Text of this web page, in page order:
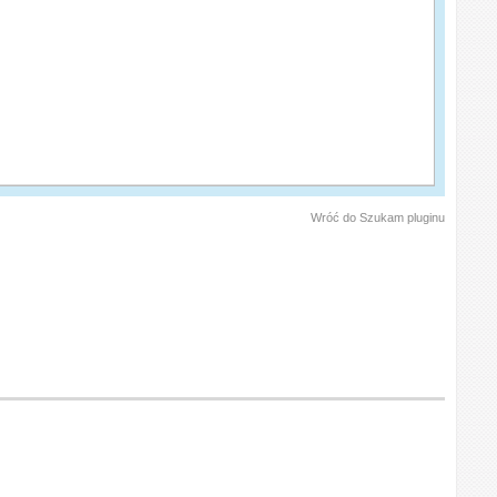
Wróć do Szukam pluginu